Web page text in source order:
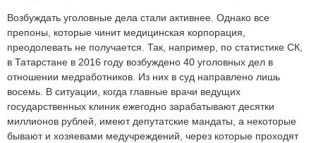
Возбуждать уголовные дела стали активнее. Однако все
препоны, которые чинит медицинская корпорация,
преодолевать не получается. Так, например, по статистике СК,
в Татарстане в 2016 году возбуждено 40 уголовных дел в
отношении медработников. Из них в суд направлено лишь
восемь. В ситуации, когда главные врачи ведущих
государственных клиник ежегодно зарабатывают десятки
миллионов рублей, имеют депутатские мандаты, а некоторые
бывают и хозяевами медучреждений, через которые проходят